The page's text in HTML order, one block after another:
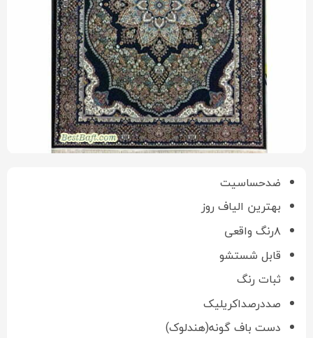
ضدحساسیت
بهترین الیاف روز
۸رنگ واقعی
قابل شستشو
ثبات رنگ
صددرصداکریلیک
دست باف گونه(هندلوک)